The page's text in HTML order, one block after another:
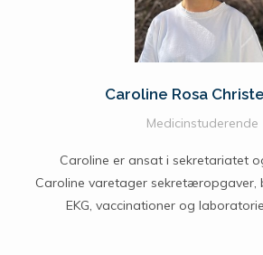
Caroline Rosa
Medicinstuderende
Caroline er ansat i sekretariatet
Caroline varetager sekretæropgaver,
EKG, vaccinationer og